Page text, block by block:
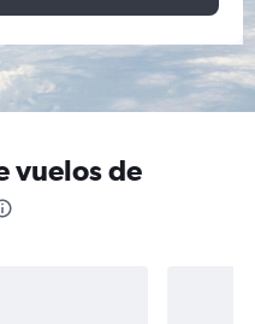
vuelos de